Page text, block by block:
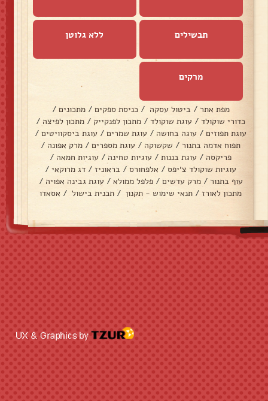
תבשילים ללא גלוטן
מרקים
מפת אתר / ביטול עסקה / כניסת ספקים / מתכונים /
כדורי שוקולד / עוגת שוקולד / מתכון לפנקייק / מתכון לפיצה /
עוגת תפוזים / עוגה בחושה / עוגת שמרים / עוגת ביסקוויטים /
תפוח אדמה בתנור / שקשוקה / עוגת מספרים / מרק אפונה /
פריקסה / עוגת בננות / עוגיות טחינה / עוגיות חמאה /
עוגיות שוקולד צ׳יפס / אלפחורס / בראוניז / דג מרוקאי /
עוף בתנור / מרק עדשים / פלפל ממולא / עוגת גבינה אפויה /
מתכון לאורז / תנאי שימוש - תקנון / תכנית בישול / אסאדו